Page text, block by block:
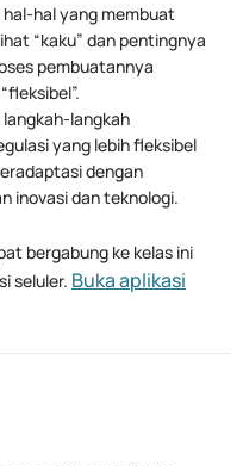
hal-hal yang membuat
“kaku” dan pentingnya
pembuatannya
langkah
yang lebih fleksibel
dengan
inovasi dan teknologi.
bergabung ke kelas ini
seluler. Buka aplikasi